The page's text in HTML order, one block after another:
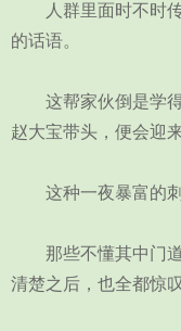
人群里面时不时传
的话语。
这帮家伙倒是学得
赵大宝带头，便会迎
这种一夜暴富的刺
那些不懂其中门道
清楚之后，也全都惊